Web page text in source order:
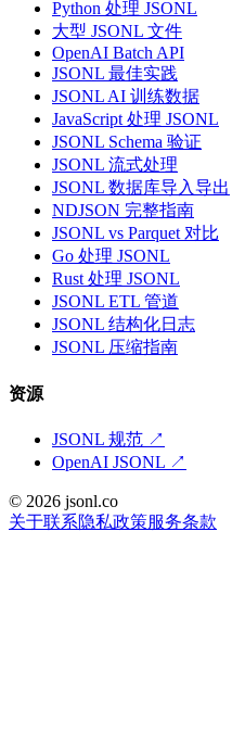
Python 处理 JSONL
大型 JSONL 文件
OpenAI Batch API
JSONL 最佳实践
JSONL AI 训练数据
JavaScript 处理 JSONL
JSONL Schema 验证
JSONL 流式处理
JSONL 数据库导入导出
NDJSON 完整指南
JSONL vs Parquet 对比
Go 处理 JSONL
Rust 处理 JSONL
JSONL ETL 管道
JSONL 结构化日志
JSONL 压缩指南
资源
JSONL 规范 ↗
OpenAI JSONL ↗
© 2026 jsonl.co
关于联系隐私政策服务条款